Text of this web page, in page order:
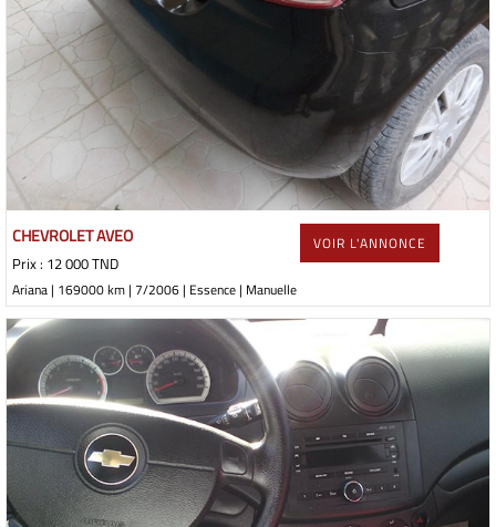
CHEVROLET AVEO
Prix : 12 000 TND
Ariana | 169000 km | 7/2006 | Essence | Manuelle
VOIR L'ANNONCE